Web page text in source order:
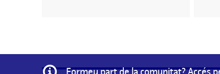
Informació